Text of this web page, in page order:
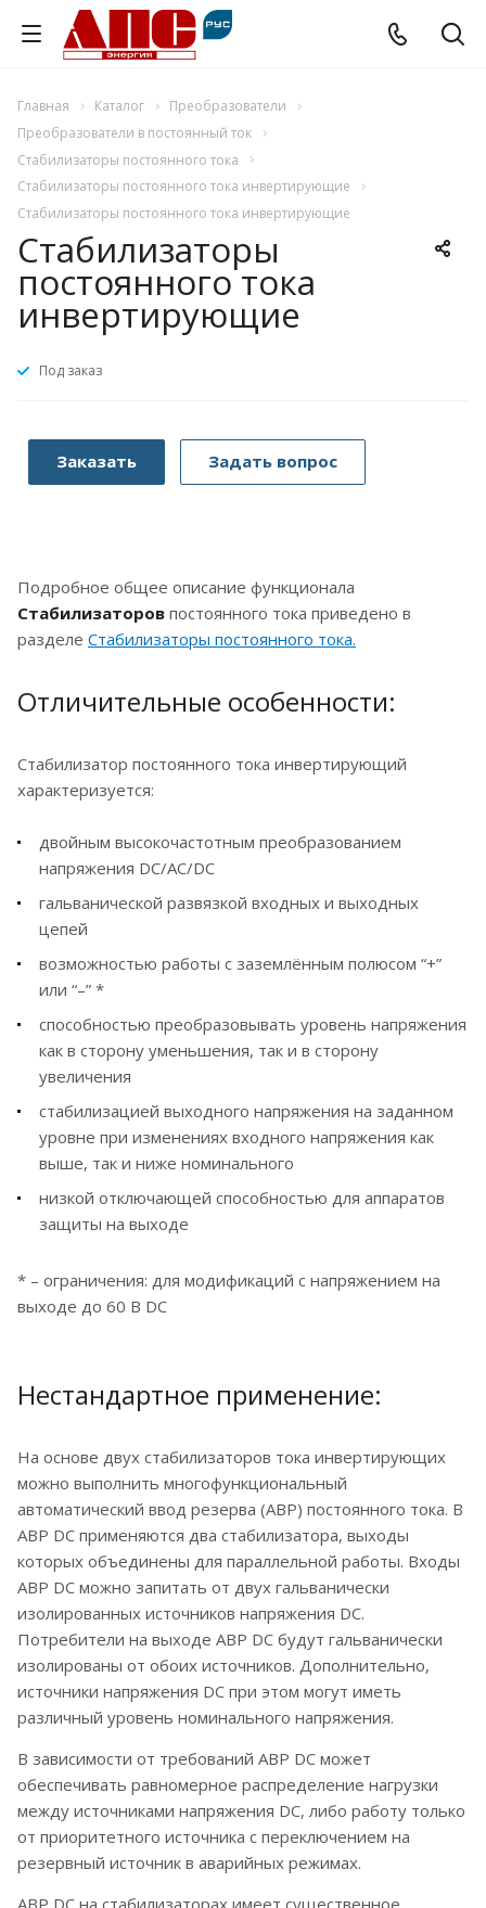
Главная Каталог
Преобразователи
Преобразователи в постоянный ток
Стабилизаторы постоянного тока
Стабилизаторы постоянного тока инвертирующие
Стабилизаторы постоянного тока инвертирующие
Стабилизаторы
постоянного тока
инвертирующие
Под заказ
Заказать Задать вопрос
Подробное общее описание функционала
Стабилизаторов постоянного тока приведено в
разделе Стабилизаторы постоянного тока.
Отличительные особенности:
Стабилизатор постоянного тока инвертирующий
характеризуется:
двойным высокочастотным преобразованием
напряжения DC/AC/DC
гальванической развязкой входных и выходных
цепей
возможностью работы с заземлённым полюсом “+”
или “–” *
способностью преобразовывать уровень напряжения
как в сторону уменьшения, так и в сторону
увеличения
стабилизацией выходного напряжения на заданном
уровне при изменениях входного напряжения как
выше, так и ниже номинального
низкой отключающей способностью для аппаратов
защиты на выходе
* – ограничения: для модификаций с напряжением на
выходе до 60 В DC
Нестандартное применение:
На основе двух стабилизаторов тока инвертирующих
можно выполнить многофункциональный
автоматический ввод резерва (АВР) постоянного тока. В
АВР DC применяются два стабилизатора, выходы
которых объединены для параллельной работы. Входы
АВР DC можно запитать от двух гальванически
изолированных источников напряжения DC.
Потребители на выходе АВР DC будут гальванически
изолированы от обоих источников. Дополнительно,
источники напряжения DC при этом могут иметь
различный уровень номинального напряжения.
В зависимости от требований АВР DC может
обеспечивать равномерное распределение нагрузки
между источниками напряжения DC, либо работу только
от приоритетного источника с переключением на
резервный источник в аварийных режимах.